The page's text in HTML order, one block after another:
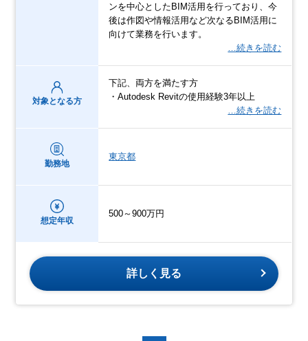
ンを中心としたBIM活用を行っており、今
後は作図や情報活用など次なるBIM活用に
向けて業務を行います。
…続きを読む
対象となる方
下記、両方を満たす方
・Autodesk Revitの使用経験3年以上
…続きを読む
勤務地
東京都
想定年収
500～900万円
詳しく見る